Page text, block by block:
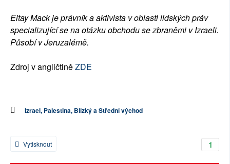
Eitay Mack je právník a aktivista v oblasti lidských práv
specializující se na otázku obchodu se zbraněmi v Izraeli.
Působí v Jeruzalémě.
Zdroj v angličtiněZDE
Izrael, Palestina, Blízký a Střední východ
1
Vytisknout